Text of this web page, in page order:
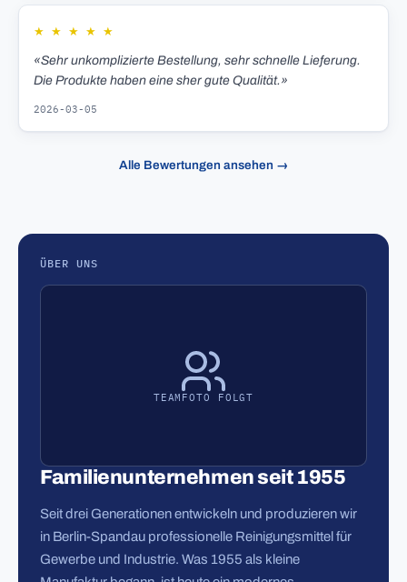
★ ★ ★ ★ ★
«Sehr unkomplizierte Bestellung, sehr schnelle Lieferung.
Die Produkte haben eine sher gute Qualität.»
2026-03-05
Alle Bewertungen ansehen →
ÜBER UNS
TEAMFOTO FOLGT
Familienunternehmen seit 1955
Seit drei Generationen entwickeln und produzieren wir
in Berlin-Spandau professionelle Reinigungsmittel für
Gewerbe und Industrie. Was 1955 als kleine